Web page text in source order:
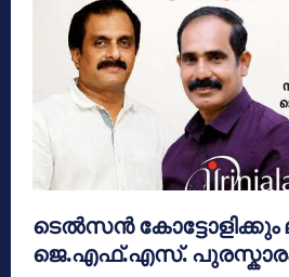
ടെൽസൻ കോട്ടോളിക്കും
ജെ.എഫ്.എസ്.